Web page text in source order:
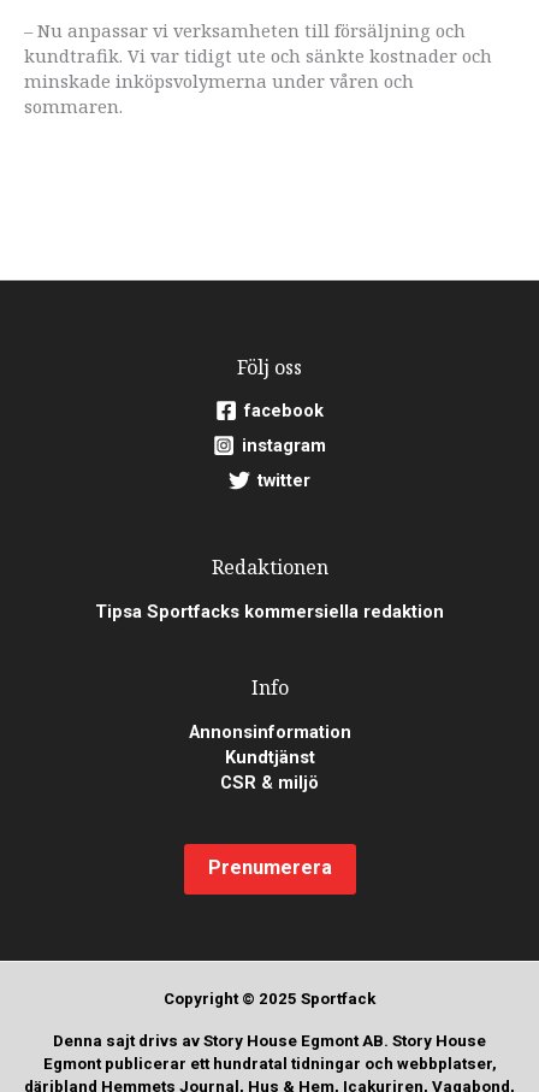
– Nu anpassar vi verksamheten till försäljning och
kundtrafik. Vi var tidigt ute och sänkte kostnader och
minskade inköpsvolymerna under våren och
sommaren.
Följ oss
facebook
instagram
twitter
Redaktionen
Tipsa Sportfacks kommersiella redaktion
Info
Annonsinformation
Kundtjänst
CSR & miljö
Prenumerera
Copyright © 2025 Sportfack
Denna sajt drivs av Story House Egmont AB. Story House
Egmont publicerar ett hundratal tidningar och webbplatser,
däribland Hemmets Journal, Hus & Hem, Icakuriren, Vagabond,